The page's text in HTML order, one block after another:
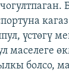
үстөгү
болсо,